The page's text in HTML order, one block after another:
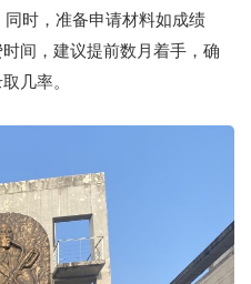
时，准备申请材料如成绩
间，建议提前数月着手，确
几率。